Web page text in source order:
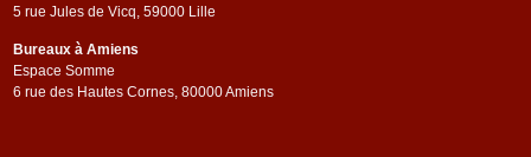
5 rue Jules de Vicq, 59000 Lille
Bureaux à Amiens
Espace Somme
6 rue des Hautes Cornes, 80000 Amiens